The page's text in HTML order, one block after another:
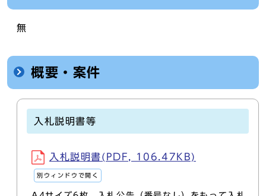
無
概要・案件
入札説明書等
入札説明書(PDF, 106.47KB)
別ウィンドウで開く